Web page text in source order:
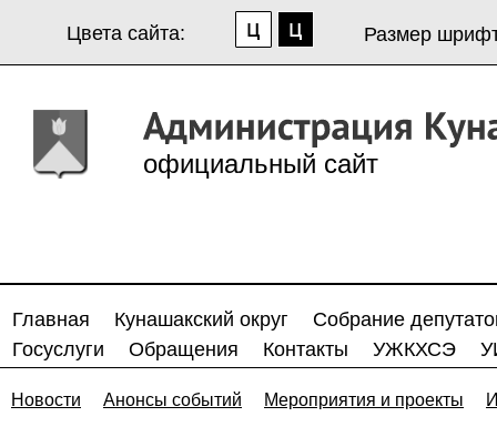
Цвета сайта: Размер
официальный сайт
Главная Кунашакский округ
Собрание
Госуслуги
Обращения Контакты УЖКХСЭ
Новости Анонсы событий Мероприятия и проекты